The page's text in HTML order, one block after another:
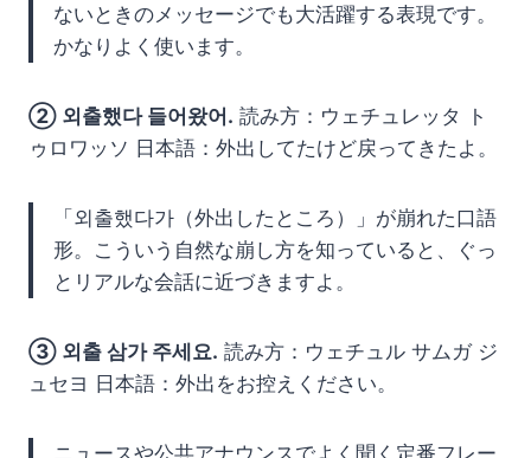
ないときのメッセージでも大活躍する表現です。
かなりよく使います。
② 외출했다 들어왔어. 読み方：ウェチュレッタ ト
ゥロワッソ 日本語：外出してたけど戻ってきたよ。
「외출했다가（外出したところ）」が崩れた口語
形。こういう自然な崩し方を知っていると、ぐっ
とリアルな会話に近づきますよ。
③ 외출 삼가 주세요. 読み方：ウェチュル サムガ ジ
ュセヨ 日本語：外出をお控えください。